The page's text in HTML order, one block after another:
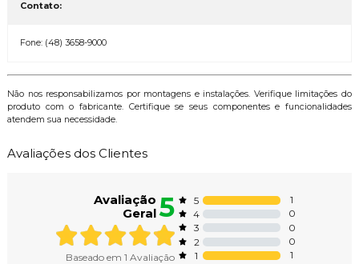
Contato:
Fone: (48) 3658-9000
Não nos responsabilizamos por montagens e instalações. Verifique limitações do
produto com o fabricante. Certifique se seus componentes e funcionalidades
atendem sua necessidade.
Avaliações dos Clientes
Avaliação
Geral5
Baseado em 1 Avaliação
5
1
4
0
3
0
2
0
1
1